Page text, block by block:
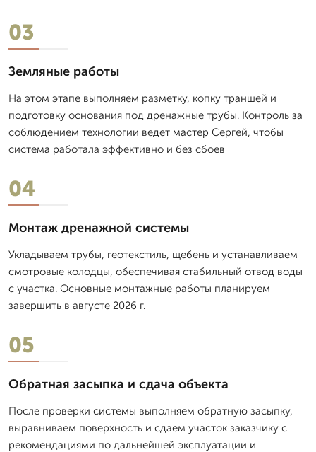
03
Земляные работы
На этом этапе выполняем разметку, копку траншей и
подготовку основания под дренажные трубы. Контроль за
соблюдением технологии ведет мастер Сергей, чтобы
система работала эффективно и без сбоев
04
Монтаж дренажной системы
Укладываем трубы, геотекстиль, щебень и устанавливаем
смотровые колодцы, обеспечивая стабильный отвод воды
с участка. Основные монтажные работы планируем
завершить в августе 2026 г.
05
Обратная засыпка и сдача объекта
После проверки системы выполняем обратную засыпку,
выравниваем поверхность и сдаем участок заказчику с
рекомендациями по дальнейшей эксплуатации и